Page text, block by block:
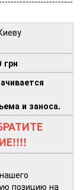
грн
и заноса.
позицию на